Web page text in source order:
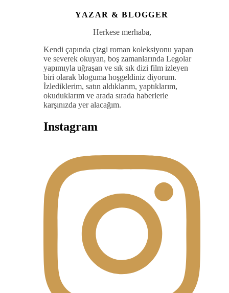
YAZAR & BLOGGER
Herkese merhaba,
Kendi çapında çizgi roman koleksiyonu yapan
ve severek okuyan, boş zamanlarında Legolar
yapımıyla uğraşan ve sık sık dizi film izleyen
biri olarak bloguma hoşgeldiniz diyorum.
İzlediklerim, satın aldıklarım, yaptıklarım,
okuduklarım ve arada sırada haberlerle
karşınızda yer alacağım.
Instagram